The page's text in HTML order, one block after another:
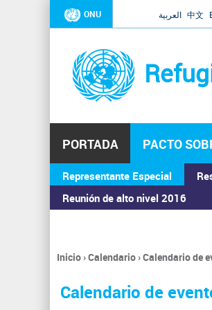
ONU العربية 中文
PORTADA PACTO
Representante Especial
Reunión de alto nivel 2016
ASAMBLEA GENERAL
Se
encuentra
usted
Inicio›Calendario›Calendario de
Calendario de